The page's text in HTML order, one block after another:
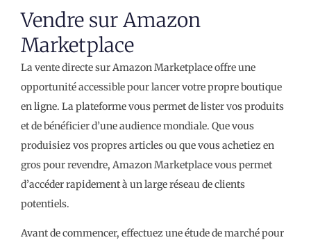
Vendre sur Amazon
Marketplace
La vente directe sur Amazon Marketplace offre une
opportunité accessible pour lancer votre propre boutique
en ligne. La plateforme vous permet de lister vos produits
et de bénéficier d’une audience mondiale. Que vous
produisiez vos propres articles ou que vous achetiez en
gros pour revendre, Amazon Marketplace vous permet
d’accéder rapidement à un large réseau de clients
potentiels.
Avant de commencer, effectuez une étude de marché pour